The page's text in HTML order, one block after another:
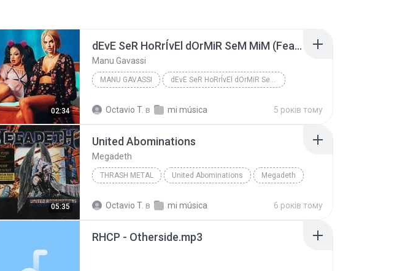
02:34
dEvE SeR HoRrÍvEl dOrMiR SeM MiM (FeaT. GlÓria GRoove)
Manu Gavassi
MANU GAVASSI dEvE SeR HoRrÍvEl dOrMiR SeM MiM (FeaT. GlÓria GRo...
Octavio T. в mi música 5 років тому
05:35
United Abominations
Megadeth
THRASH METAL United Abominations Megadeth
Octavio T. в mi música 6 років тому
RHCP - Otherside.mp3